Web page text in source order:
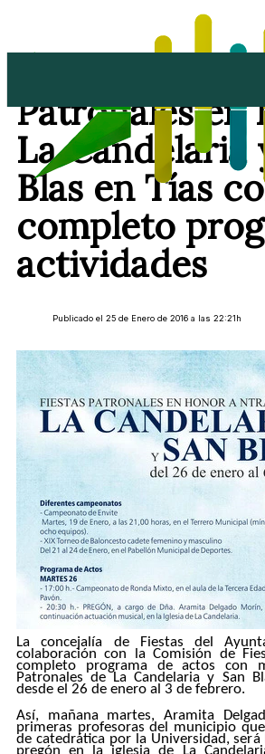
Patronales en
La Candelaria
Blas en Tías
completo
actividades
Publicado el 25 de Enero de 2016 a las 22:21h
La concejalía de Fiestas del
colaboración con la Comisión de
completo programa de actos con
Patronales de La Candelaria y San
desde el 26 de enero al 3 de febrero.
Así, mañana martes, Aramita
primeras profesoras del municipio
de catedrática por la Universidad, será
pregón en la iglesia de La